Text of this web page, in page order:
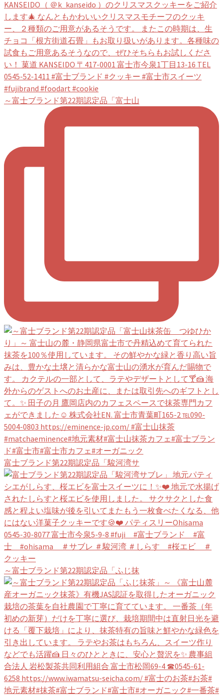
～富士ブランド第22期認定品「富士山
富士ブランド第22期認定品「駿河湾サ
～富士ブランド第22期認定品「ふじ抹